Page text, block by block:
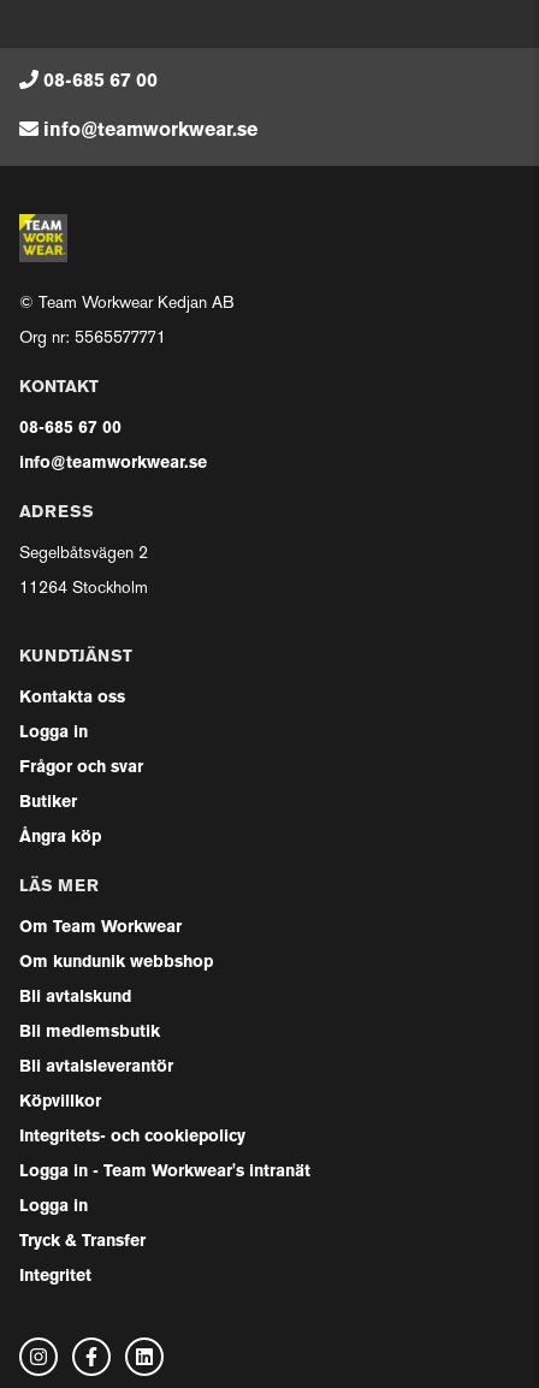
08-685 67 00
info@teamworkwear.se
© Team Workwear Kedjan AB
Org nr: 5565577771
KONTAKT
08-685 67 00
info@teamworkwear.se
ADRESS
Segelbåtsvägen 2
11264 Stockholm
KUNDTJÄNST
Kontakta oss
Logga in
Frågor och svar
Butiker
Ångra köp
LÄS MER
Om Team Workwear
Om kundunik webbshop
Bli avtalskund
Bli medlemsbutik
Bli avtalsleverantör
Köpvillkor
Integritets- och cookiepolicy
Logga in - Team Workwear's intranät
Logga in
Tryck & Transfer
Integritet